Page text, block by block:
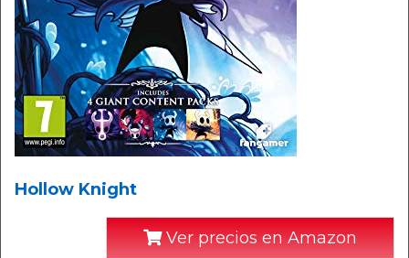
Hollow Knight
Ver precios en Amazon